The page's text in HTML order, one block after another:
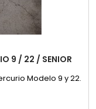
9 / 22 / SENIOR
Modelo 9 y 22.